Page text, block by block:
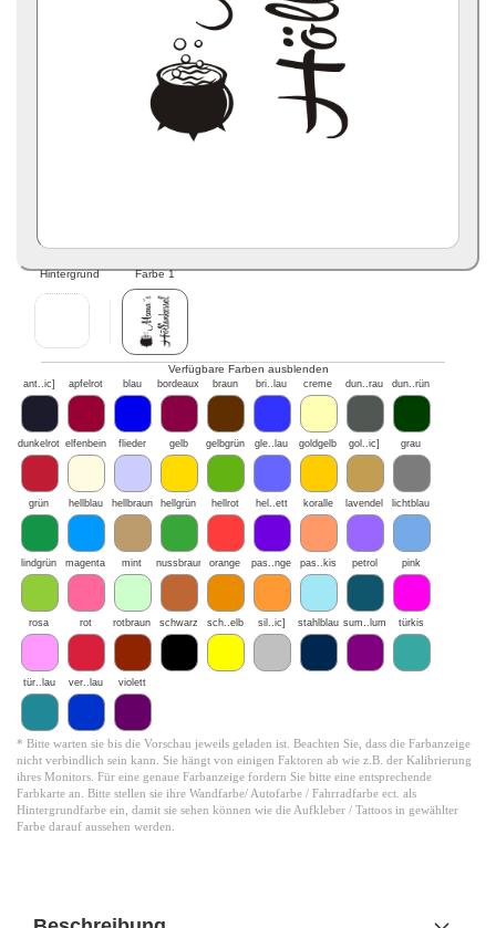
Hintergrund Farbe 1
Verfügbare Farben ausblenden
ant..ic] apfelrot blau bordeaux braun bri..lau creme dun..rau dun..rün
dunkelrot elfenbein flieder gelb gelbgrün gle..lau goldgelb gol..ic] grau
grün hellblau hellbraun hellgrün hellrot hel..ett koralle lavendel lichtblau
lindgrün magenta mint nussbraun orange pas..nge pas..kis petrol pink
rosa rot rotbraun schwarz sch..elb sil..ic] stahlblau sum..lum türkis
tür..lau ver..lau violett
* Bitte warten sie bis die Vorschau jeweils geladen ist. Beachten Sie, dass die Farbanzeige
nicht verbindlich sein kann. Sie hängt von einigen Faktoren ab wie z.B. der Kalibrierung
ihres Monitors. Für eine genaue Farbanzeige fordern Sie bitte eine entsprechende
Farbkarte an. Bitte stellen sie ihre Wandfarbe/ Autofarbe / Fahrradfarbe ect. als
Hintergrundfarbe ein, damit sie sehen können wie die Aufkleber / Tattoos in gewählter
Farbe darauf aussehen werden.